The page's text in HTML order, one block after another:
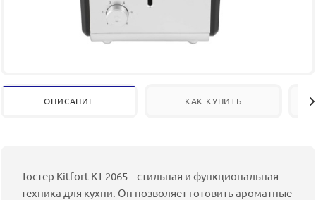
ОПИСАНИЕ КАК КУПИТЬ
Тостер Kitfort КТ-2065 – стильная и функциональная
техника для кухни. Он позволяет готовить ароматные